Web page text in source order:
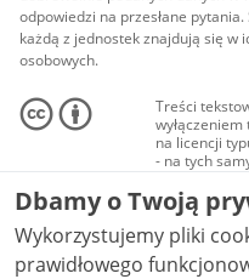
odpowiedzi na przesłane
każdą z jednostek znajdują się w
osobowych.
Treści
na licencji
- na tych
Materiały
audio i
Creative
NC-ND 4.0),
Dbamy o Twoją
Wykorzystujemy pliki
prawidłowego